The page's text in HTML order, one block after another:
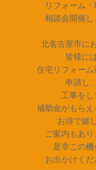
リフォーム・
相談会開催し
北名古屋市に
皆様に
住宅リフォーム
申請し、
工事をし
補助金がもらえ
お得で嬉
ご案内もあり
是非この機
お出かけくだ